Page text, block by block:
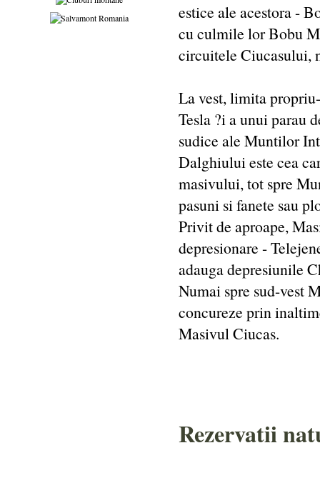
estice ale acestora -
cu culmile lor Bobu
circuitele Ciucasului,
La vest, limita
Tesla ?i a unui parau
sudice ale Muntilor
Dalghiului este cea
masivului, tot spre
pasuni si fanete sau
Privit de aproape,
depresionare -
adauga depresiunile
Numai spre sud-vest
concureze prin
Masivul Ciucas.
Rezervatii